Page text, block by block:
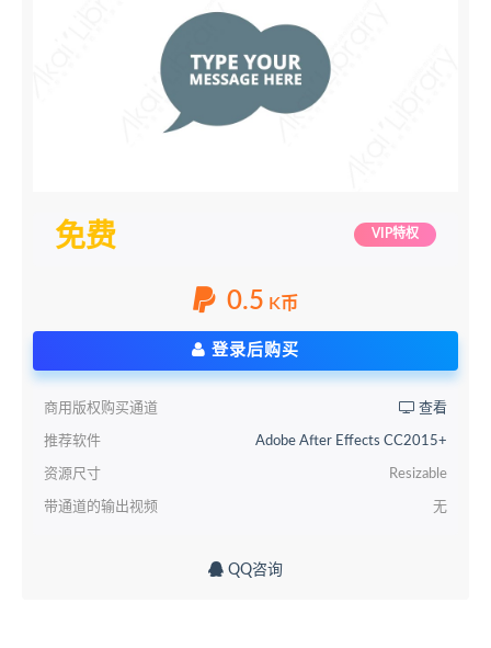
免费 VIP特权
0.5 K币
登录后购买
商用版权购买通道 查看
推荐软件 Adobe After Effects CC2015+
资源尺寸 Resizable
带通道的输出视频 无
QQ咨询